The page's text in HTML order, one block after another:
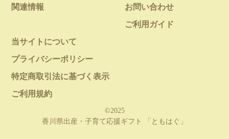
関連情報
お問い合わせ
ご利用ガイド
当サイトについて
プライバシーポリシー
特定商取引法に基づく表示
ご利用規約
©2025
香川県出産・子育て応援ギフト 「ともはぐ」